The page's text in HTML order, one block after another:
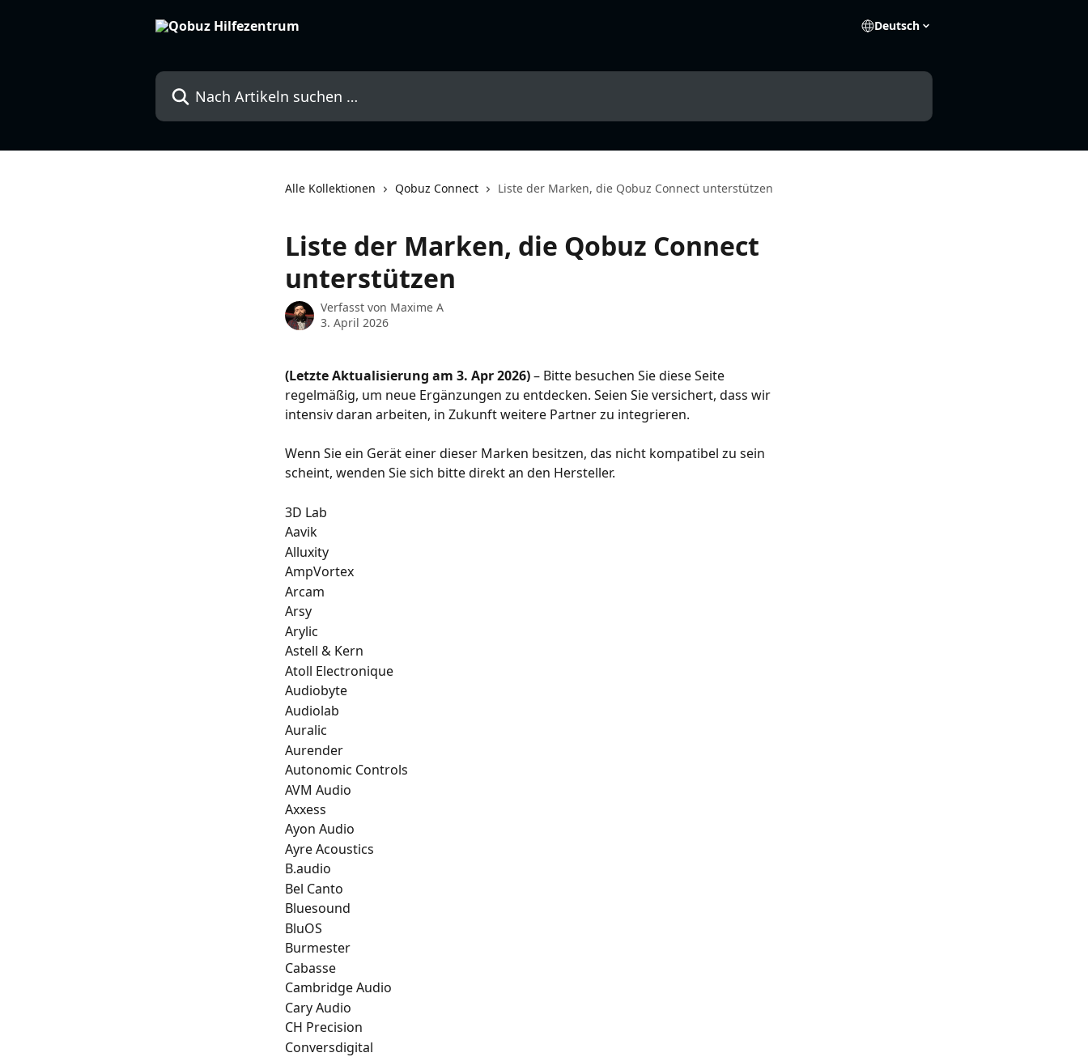
Deutsch
Nach Artikeln suchen …
Alle Kollektionen Qobuz Connect Liste der Marken, die Qobuz Connect unterstützen
Liste der Marken, die Qobuz Connect
unterstützen
Verfasst von Maxime A
3. April 2026
(Letzte Aktualisierung am 3. Apr 2026) – Bitte besuchen Sie diese Seite
regelmäßig, um neue Ergänzungen zu entdecken. Seien Sie versichert, dass wir
intensiv daran arbeiten, in Zukunft weitere Partner zu integrieren.
Wenn Sie ein Gerät einer dieser Marken besitzen, das nicht kompatibel zu sein
scheint, wenden Sie sich bitte direkt an den Hersteller.
3D Lab
Aavik
Alluxity
AmpVortex
Arcam
Arsy
Arylic
Astell & Kern
Atoll Electronique
Audiobyte
Audiolab
Auralic
Aurender
Autonomic Controls
AVM Audio
Axxess
Ayon Audio
Ayre Acoustics
B.audio
Bel Canto
Bluesound
BluOS
Burmester
Cabasse
Cambridge Audio
Cary Audio
CH Precision
Conversdigital